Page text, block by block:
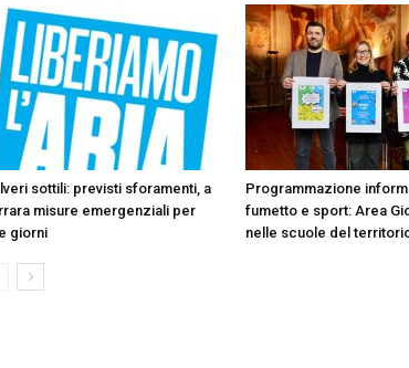
sottili: previsti sforamenti, a
misure emergenziali per
giorni
Programmazione
fumetto e sport: Area
nelle scuole del